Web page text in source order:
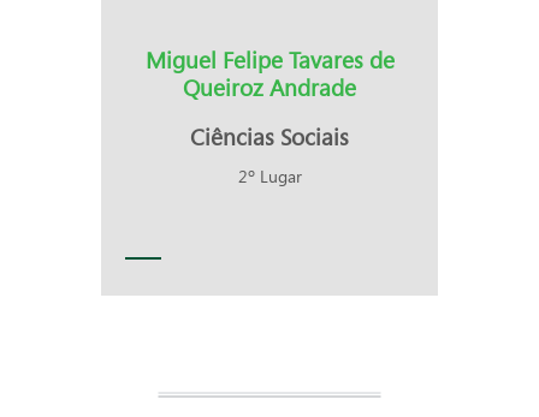
Miguel Felipe Tavares de
Queiroz Andrade
Ciências Sociais
2º Lugar